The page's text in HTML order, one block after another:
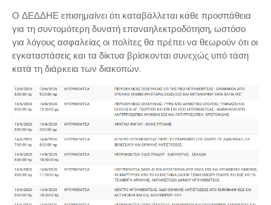
Ο ΔΕΔΔΗΕ επισημαίνει ότι καταβάλλεται κάθε προσπάθεια
για τη συντομότερη δυνατή επαναηλεκτροδότηση, ωστόσο
για λόγους ασφαλείας οι πολίτες θα πρέπει να θεωρούν ότι οι
εγκαταστάσεις και τα δίκτυα βρίσκονται συνεχώς υπό τάση
κατά τη διάρκεια των διακοπών.